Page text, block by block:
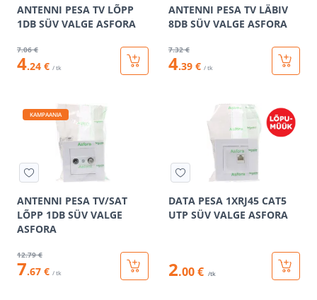
ANTENNI PESA TV LÕPP
1DB SÜV VALGE ASFORA
7.06 €
4.24 € / tk
ANTENNI PESA TV LÄBIV
8DB SÜV VALGE ASFORA
7.32 €
4.39 € / tk
KAMPAANIA
ANTENNI PESA TV/SAT
LÕPP 1DB SÜV VALGE
ASFORA
12.79 €
7.67 € / tk
DATA PESA 1XRJ45 CAT5
UTP SÜV VALGE ASFORA
2.00 € /tk